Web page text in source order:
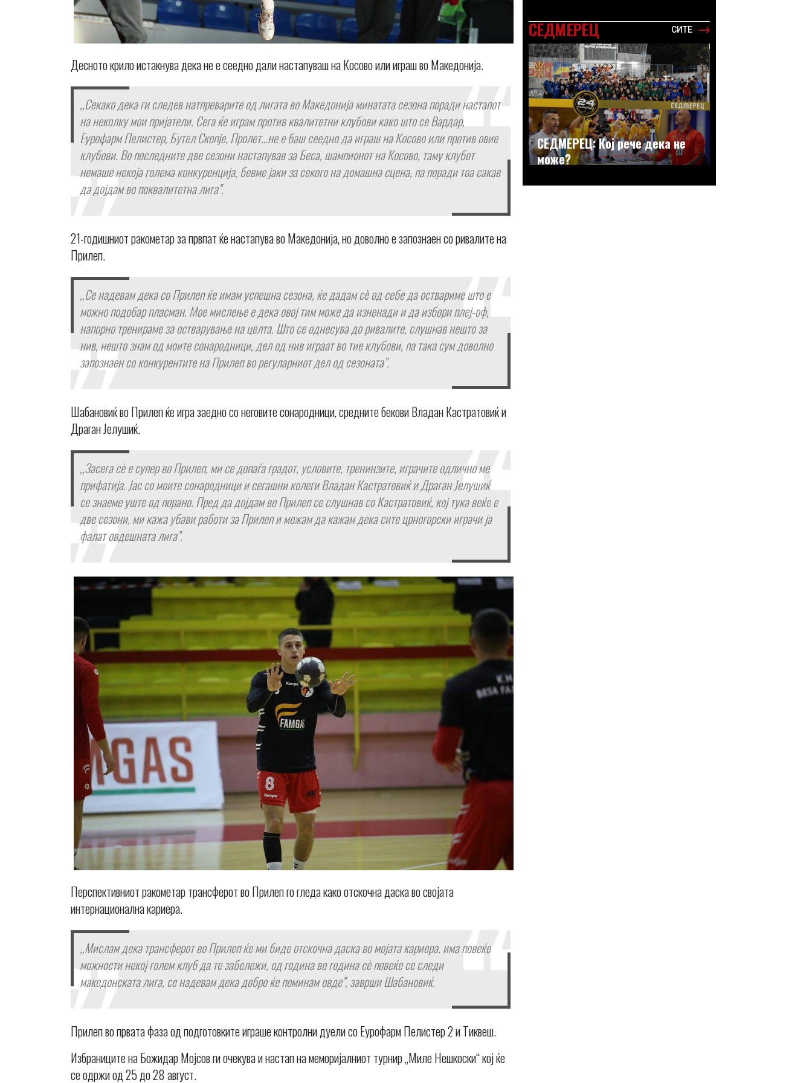
Десното крило истакнува дека не е сеедно дали настапуваш на Косово или играш во Македонија.
,,Секако дека ги следев натпреварите од лигата во Македонија минатата сезона поради настапот
на неколку мои пријатели. Сега ќе играм против квалитетни клубови како што се Вардар,
Еурофарм Пелистер, Бутел Скопје, Пролет…не е баш сеедно да играш на Косово или против овие
клубови. Во последните две сезони настапував за Беса, шампионот на Косово, таму клубот
немаше некоја голема конкуренција, бевме јаки за секого на домашна сцена, па поради тоа сакав
да дојдам во поквалитетна лига”.
21-годишниот ракометар за првпат ќе настапува во Македонија, но доволно е запознаен со ривалите на
Прилеп.
,,Се надевам дека со Прилеп ќе имам успешна сезона, ќе дадам сѐ од себе да оствариме што е
можно подобар пласман. Мое мислење е дека овој тим може да изненади и да избори плеј-оф,
напорно тренираме за остварување на целта. Што се однесува до ривалите, слушнав нешто за
нив, нешто знам од моите сонародници, дел од нив играат во тие клубови, па така сум доволно
запознаен со конкурентите на Прилеп во регуларниот дел од сезоната”.
Шабановиќ во Прилеп ќе игра заедно со неговите сонародници, средните бекови Владан Кастратовиќ и
Драган Јелушиќ.
,,Засега сѐ е супер во Прилеп, ми се допаѓа градот, условите, тренинзите, играчите одлично ме
прифатија. Јас со моите сонародници и сегашни колеги Владан Кастратовиќ и Драган Јелушиќ
се знаеме уште од порано. Пред да дојдам во Прилеп се слушнав со Кастратовиќ, кој тука веќе е
две сезони, ми кажа убави работи за Прилеп и можам да кажам дека сите црногорски играчи ја
фалат овдешната лига”.
Перспективниот ракометар трансферот во Прилеп го гледа како отскочна даска во својата
интернационална кариера.
,,Мислам дека трансферот во Прилеп ќе ми биде отскочна даска во мојата кариера, има повеќе
можности некој голем клуб да те забележи, од година во година сѐ повеќе се следи
македонската лига, се надевам дека добро ќе поминам овде”, заврши Шабановиќ.
Прилеп во првата фаза од подготовките играше контролни дуели со Еурофарм Пелистер 2 и Тиквеш.
Избраниците на Божидар Мојсов ги очекува и настап на меморијалниот турнир „Миле Нешкоски“ кој ќе
се одржи од 25 до 28 август.
СЕДМЕРЕЦ СИТЕ
СЕДМЕРЕЦ: Кој рече дека не
може?